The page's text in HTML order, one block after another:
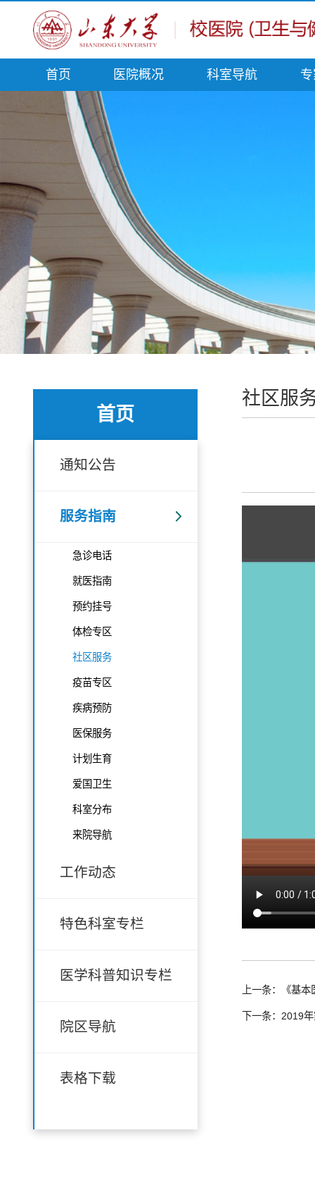
首页 医院概况 科室导航
首页
通知公告
服务指南
急诊电话
就医指南
预约挂号
体检专区
社区服务
疫苗专区
疾病预防
医保服务
计划生育
爱国卫生
科室分布
来院导航
工作动态
特色科室专栏
医学科普知识专栏
院区导航
表格下载
社区服
上一条：《基
下一条：2019